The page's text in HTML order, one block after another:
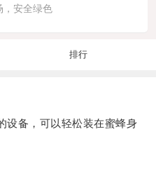
，安全绿色
排行
备，可以轻松装在蜜蜂身